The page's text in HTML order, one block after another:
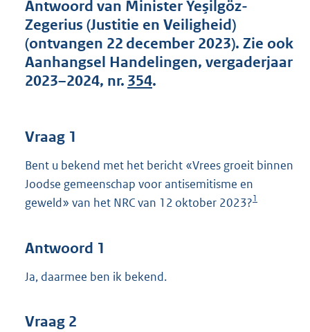
t
t
e
:
5
Antwoord van Minister Yeşilgöz-
Zegerius (Justitie en Veiligheid)
(ontvangen 22 december 2023). Zie ook
Aanhangsel Handelingen, vergaderjaar
2023–2024, nr. 354.
Vraag 1
Bent u bekend met het bericht «Vrees groeit binnen
Joodse gemeenschap voor antisemitisme en
geweld» van het NRC van 12 oktober 2023?1
Antwoord 1
Ja, daarmee ben ik bekend.
Vraag 2